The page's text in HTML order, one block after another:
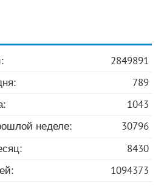
2849891
789
1043
30796
неделе:
8430
1094373